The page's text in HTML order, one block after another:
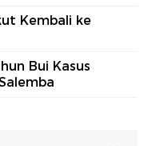
Kembali ke
Bui Kasus